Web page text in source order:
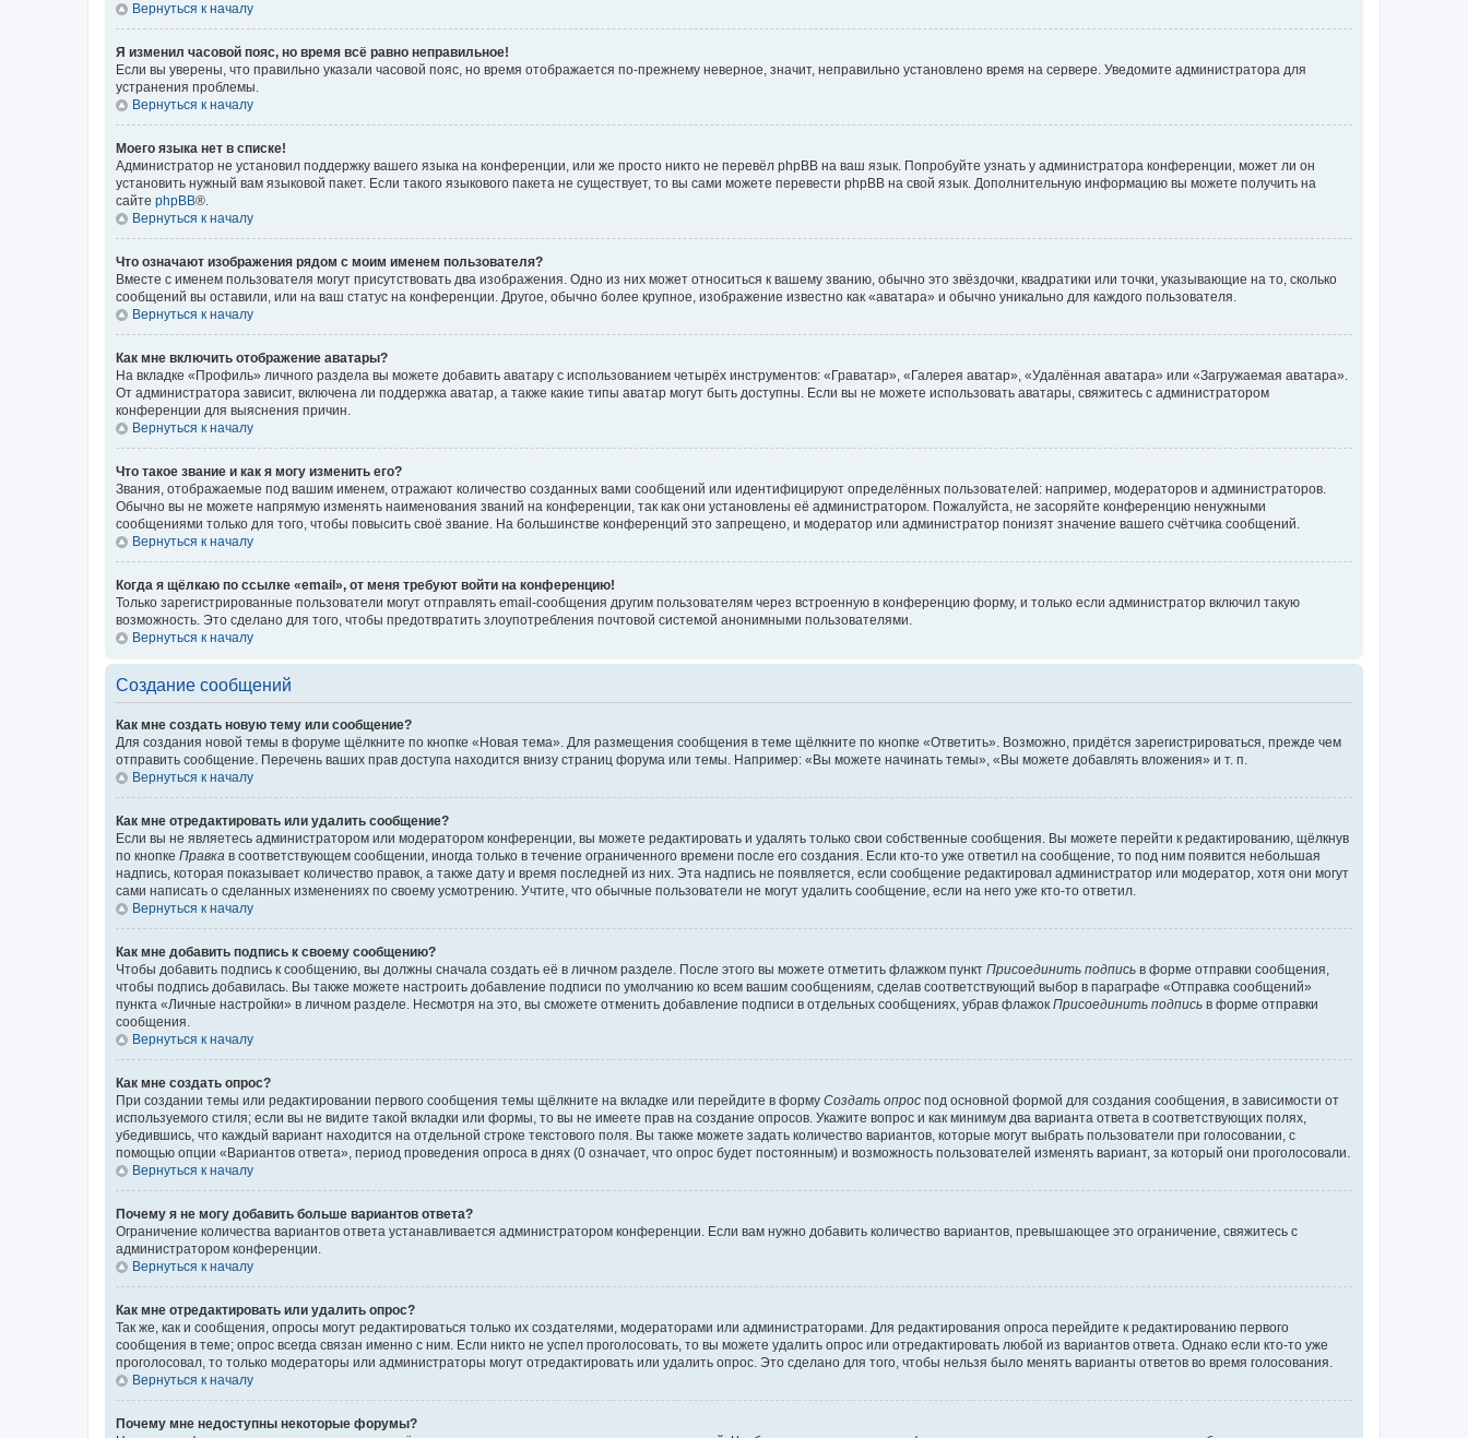
Вернуться к началу
Я изменил часовой пояс, но время всё равно неправильное!
Если вы уверены, что правильно указали часовой пояс, но время отображается по-прежнему неверное, значит, неправильно установлено время на сервере. Уведомите администратора для
устранения проблемы.
Вернуться к началу
Моего языка нет в списке!
Администратор не установил поддержку вашего языка на конференции, или же просто никто не перевёл phpBB на ваш язык. Попробуйте узнать у администратора конференции, может ли он
установить нужный вам языковой пакет. Если такого языкового пакета не существует, то вы сами можете перевести phpBB на свой язык. Дополнительную информацию вы можете получить на
сайте phpBB®.
Вернуться к началу
Что означают изображения рядом с моим именем пользователя?
Вместе с именем пользователя могут присутствовать два изображения. Одно из них может относиться к вашему званию, обычно это звёздочки, квадратики или точки, указывающие на то, сколько
сообщений вы оставили, или на ваш статус на конференции. Другое, обычно более крупное, изображение известно как «аватара» и обычно уникально для каждого пользователя.
Вернуться к началу
Как мне включить отображение аватары?
На вкладке «Профиль» личного раздела вы можете добавить аватару с использованием четырёх инструментов: «Граватар», «Галерея аватар», «Удалённая аватара» или «Загружаемая аватара».
От администратора зависит, включена ли поддержка аватар, а также какие типы аватар могут быть доступны. Если вы не можете использовать аватары, свяжитесь с администратором
конференции для выяснения причин.
Вернуться к началу
Что такое звание и как я могу изменить его?
Звания, отображаемые под вашим именем, отражают количество созданных вами сообщений или идентифицируют определённых пользователей: например, модераторов и администраторов.
Обычно вы не можете напрямую изменять наименования званий на конференции, так как они установлены её администратором. Пожалуйста, не засоряйте конференцию ненужными
сообщениями только для того, чтобы повысить своё звание. На большинстве конференций это запрещено, и модератор или администратор понизят значение вашего счётчика сообщений.
Вернуться к началу
Когда я щёлкаю по ссылке «email», от меня требуют войти на конференцию!
Только зарегистрированные пользователи могут отправлять email-сообщения другим пользователям через встроенную в конференцию форму, и только если администратор включил такую
возможность. Это сделано для того, чтобы предотвратить злоупотребления почтовой системой анонимными пользователями.
Вернуться к началу
Создание сообщений
Как мне создать новую тему или сообщение?
Для создания новой темы в форуме щёлкните по кнопке «Новая тема». Для размещения сообщения в теме щёлкните по кнопке «Ответить». Возможно, придётся зарегистрироваться, прежде чем
отправить сообщение. Перечень ваших прав доступа находится внизу страниц форума или темы. Например: «Вы можете начинать темы», «Вы можете добавлять вложения» и т. п.
Вернуться к началу
Как мне отредактировать или удалить сообщение?
Если вы не являетесь администратором или модератором конференции, вы можете редактировать и удалять только свои собственные сообщения. Вы можете перейти к редактированию, щёлкнув
по кнопке Правка в соответствующем сообщении, иногда только в течение ограниченного времени после его создания. Если кто-то уже ответил на сообщение, то под ним появится небольшая
надпись, которая показывает количество правок, а также дату и время последней из них. Эта надпись не появляется, если сообщение редактировал администратор или модератор, хотя они могут
сами написать о сделанных изменениях по своему усмотрению. Учтите, что обычные пользователи не могут удалить сообщение, если на него уже кто-то ответил.
Вернуться к началу
Как мне добавить подпись к своему сообщению?
Чтобы добавить подпись к сообщению, вы должны сначала создать её в личном разделе. После этого вы можете отметить флажком пункт Присоединить подпись в форме отправки сообщения,
чтобы подпись добавилась. Вы также можете настроить добавление подписи по умолчанию ко всем вашим сообщениям, сделав соответствующий выбор в параграфе «Отправка сообщений»
пункта «Личные настройки» в личном разделе. Несмотря на это, вы сможете отменить добавление подписи в отдельных сообщениях, убрав флажок Присоединить подпись в форме отправки
сообщения.
Вернуться к началу
Как мне создать опрос?
При создании темы или редактировании первого сообщения темы щёлкните на вкладке или перейдите в форму Создать опрос под основной формой для создания сообщения, в зависимости от
используемого стиля; если вы не видите такой вкладки или формы, то вы не имеете прав на создание опросов. Укажите вопрос и как минимум два варианта ответа в соответствующих полях,
убедившись, что каждый вариант находится на отдельной строке текстового поля. Вы также можете задать количество вариантов, которые могут выбрать пользователи при голосовании, с
помощью опции «Вариантов ответа», период проведения опроса в днях (0 означает, что опрос будет постоянным) и возможность пользователей изменять вариант, за который они проголосовали.
Вернуться к началу
Почему я не могу добавить больше вариантов ответа?
Ограничение количества вариантов ответа устанавливается администратором конференции. Если вам нужно добавить количество вариантов, превышающее это ограничение, свяжитесь с
администратором конференции.
Вернуться к началу
Как мне отредактировать или удалить опрос?
Так же, как и сообщения, опросы могут редактироваться только их создателями, модераторами или администраторами. Для редактирования опроса перейдите к редактированию первого
сообщения в теме; опрос всегда связан именно с ним. Если никто не успел проголосовать, то вы можете удалить опрос или отредактировать любой из вариантов ответа. Однако если кто-то уже
проголосовал, то только модераторы или администраторы могут отредактировать или удалить опрос. Это сделано для того, чтобы нельзя было менять варианты ответов во время голосования.
Вернуться к началу
Почему мне недоступны некоторые форумы?